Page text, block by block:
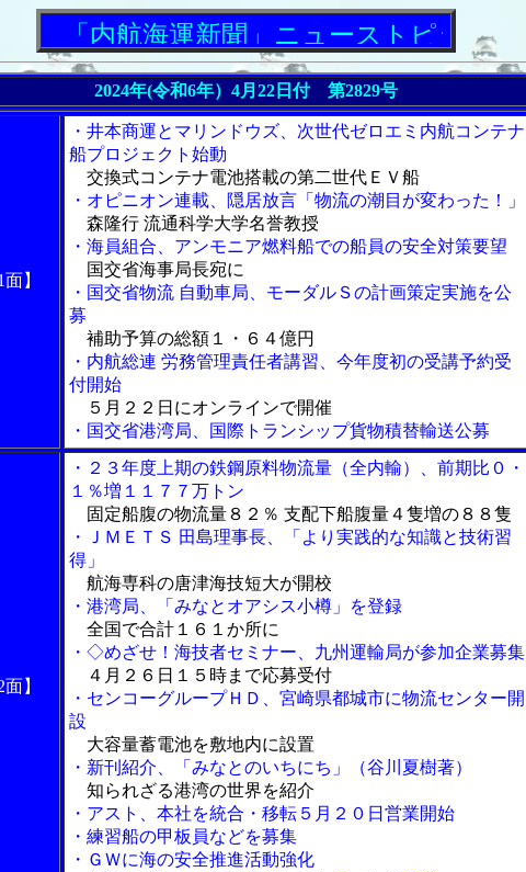
「内航海運新聞」ニューストピックス
2024年(令和6年）4月22日付 第2829号
】
・井本商運とマリンドウズ、次世代ゼロエミ内航コンテナ
船プロジェクト始動
交換式コンテナ電池搭載の第二世代ＥＶ船
・オピニオン連載、隠居放言「物流の潮目が変わった！」
森隆行 流通科学大学名誉教授
・海員組合、アンモニア燃料船での船員の安全対策要望
国交省海事局長宛に
・国交省物流 自動車局、モーダルＳの計画策定実施を公
募
補助予算の総額１・６４億円
・内航総連 労務管理責任者講習、今年度初の受講予約受
付開始
５月２２日にオンラインで開催
・国交省港湾局、国際トランシップ貨物積替輸送公募
】
・２３年度上期の鉄鋼原料物流量（全内輸）、前期比０・
１％増１１７７万トン
固定船腹の物流量８２％ 支配下船腹量４隻増の８８隻
・ＪＭＥＴＳ 田島理事長、「より実践的な知識と技術習
得」
航海専科の唐津海技短大が開校
・港湾局、「みなとオアシス小樽」を登録
全国で合計１６１か所に
・◇めざせ！海技者セミナー、九州運輸局が参加企業募集
４月２６日１５時まで応募受付
・センコーグループＨＤ、宮崎県都城市に物流センター開
設
大容量蓄電池を敷地内に設置
・新刊紹介、「みなとのいちにち」（谷川夏樹著）
知られざる港湾の世界を紹介
・アスト、本社を統合・移転５月２０日営業開始
・練習船の甲板員などを募集
・ＧＷに海の安全推進活動強化